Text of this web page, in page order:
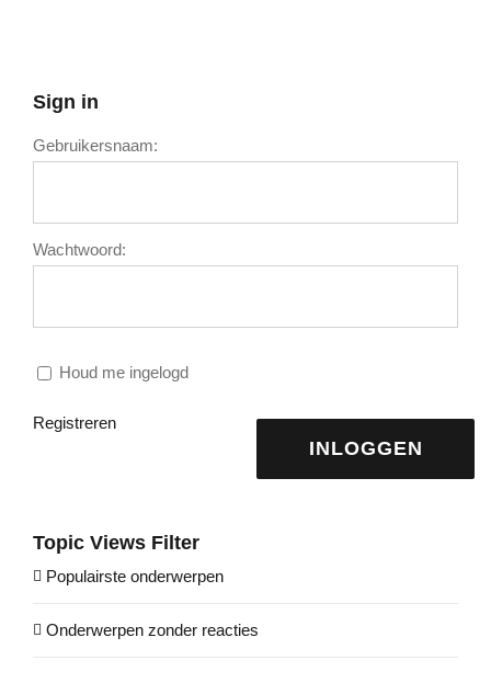
Sign in
Gebruikersnaam:
Wachtwoord:
Houd me ingelogd
INLOGGEN
Registreren
Topic Views Filter
Populairste onderwerpen
Onderwerpen zonder reacties